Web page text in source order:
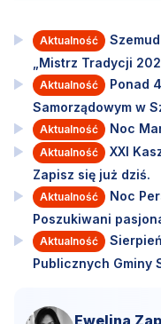
Aktualność
„Mistrz Tradycji
Aktualność
Ponad
Samorządowym w
Aktualność Noc
Aktualność
XXI
Zapisz się już dziś.
Aktualność
Noc
Poszukiwani
Aktualność
Publicznych Gminy
Ewelina